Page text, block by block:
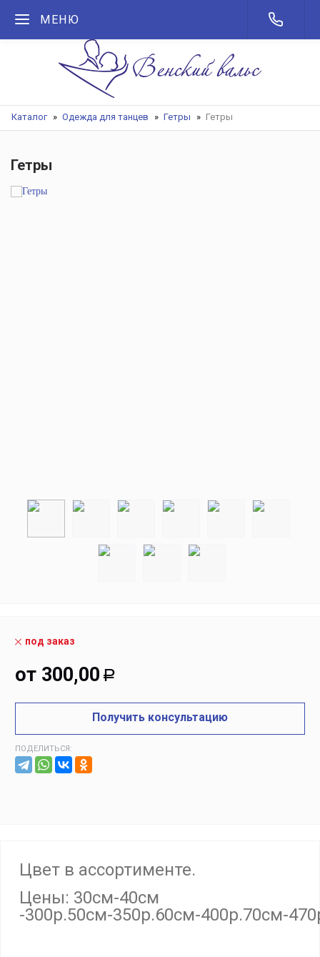
МЕНЮ
Каталог Одежда для танцев Гетры Гетры
Гетры
под заказ
от 300,00 Р
Получить консультацию
ПОДЕЛИТЬСЯ:
Цвет в ассортименте.
Цены: 30см-40см
-300р.50см-350р.60см-400р.70см-